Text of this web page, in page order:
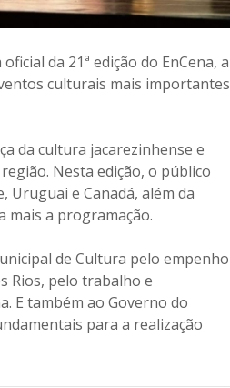
da 21ª edição do EnCena, a
culturais mais importantes
da cultura jacarezinhense e
Nesta edição, o público
e Canadá, além da
mais a programação.
de Cultura pelo empenho
Rios, pelo trabalho e
E também ao Governo do
para a realização